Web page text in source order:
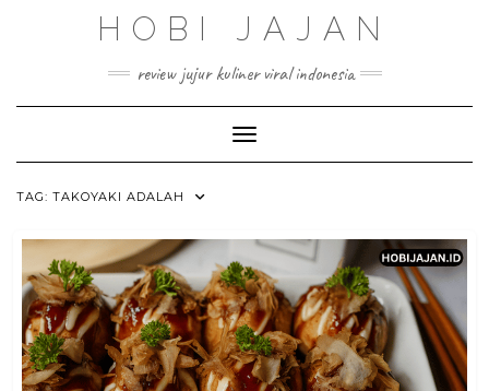
HOBI JAJAN
review jujur kuliner viral indonesia
Toggle Navigation
TAG: TAKOYAKI ADALAH